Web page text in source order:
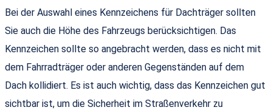
Bei der Auswahl eines Kennzeichens für Dachträger sollten
Sie auch die Höhe des Fahrzeugs berücksichtigen. Das
Kennzeichen sollte so angebracht werden, dass es nicht mit
dem Fahrradträger oder anderen Gegenständen auf dem
Dach kollidiert. Es ist auch wichtig, dass das Kennzeichen gut
sichtbar ist, um die Sicherheit im Straßenverkehr zu